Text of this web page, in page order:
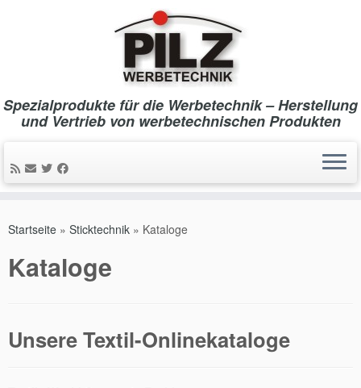
Inhalt
Spezialprodukte für die Werbetechnik – Herstellung
und Vertrieb von werbetechnischen Produkten
Startseite » Sticktechnik » Kataloge
Kataloge
Unsere Textil-Onlinekataloge